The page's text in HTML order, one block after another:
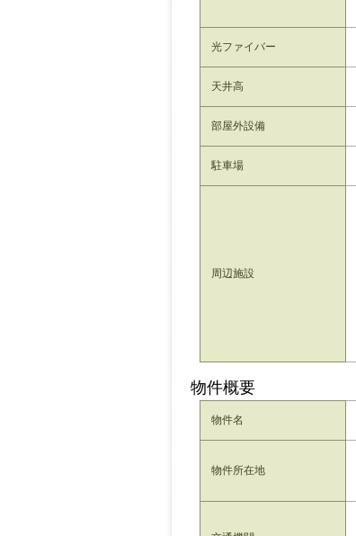
光ファイバー
天井高
部屋外設備
駐車場
周辺施設
物件概要
物件名
物件所在地